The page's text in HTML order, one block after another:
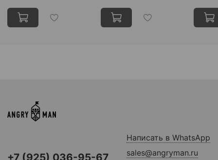
+7 (925) 036-95-67
Написать в WhatsApp
sales@angryman.ru